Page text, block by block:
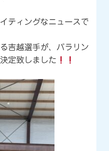
ティングなニュースで
吉越選手が、パラリン
定致しました